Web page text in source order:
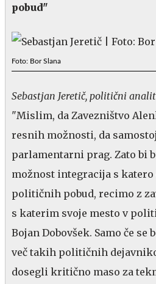
pobud"
Foto: Bor Slana
Sebastjan Jeretič, politični
"Mislim, da Zavezništvo
resnih možnosti, da
parlamentarni prag. Zato bi
možnost integracija s katero
političnih pobud, recimo z
s katerim svoje mesto v
Bojan Dobovšek. Samo če se
več takih političnih
dosegli kritično maso za